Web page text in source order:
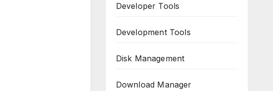
Developer Tools
Development Tools
Disk Management
Download Manager